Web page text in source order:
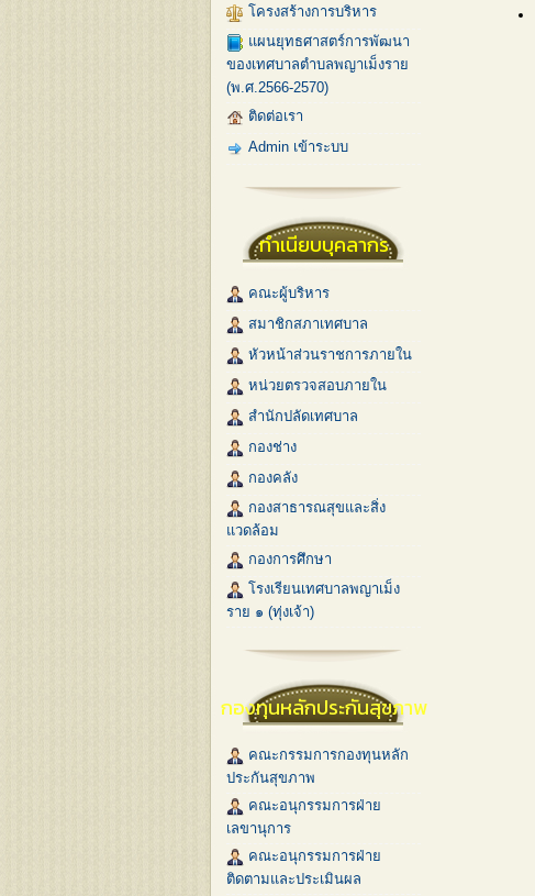
โครงสร้างการบริหาร
แผนยุทธศาสตร์การพัฒนา
ของเทศบาลตำบลพญาเม็งราย
(พ.ศ.2566-2570)
ติดต่อเรา
Admin เข้าระบบ
ทำเนียบบุคลากร
คณะผู้บริหาร
สมาชิกสภาเทศบาล
หัวหน้าส่วนราชการภายใน
หน่วยตรวจสอบภายใน
สำนักปลัดเทศบาล
กองช่าง
กองคลัง
กองสาธารณสุขและสิ่ง
แวดล้อม
กองการศึกษา
โรงเรียนเทศบาลพญาเม็ง
ราย ๑ (ทุ่งเจ้า)
กองทุนหลักประกันสุขภาพ
คณะกรรมการกองทุนหลัก
ประกันสุขภาพ
คณะอนุกรรมการฝ่าย
เลขานุการ
คณะอนุกรรมการฝ่าย
ติดตามและประเมินผล